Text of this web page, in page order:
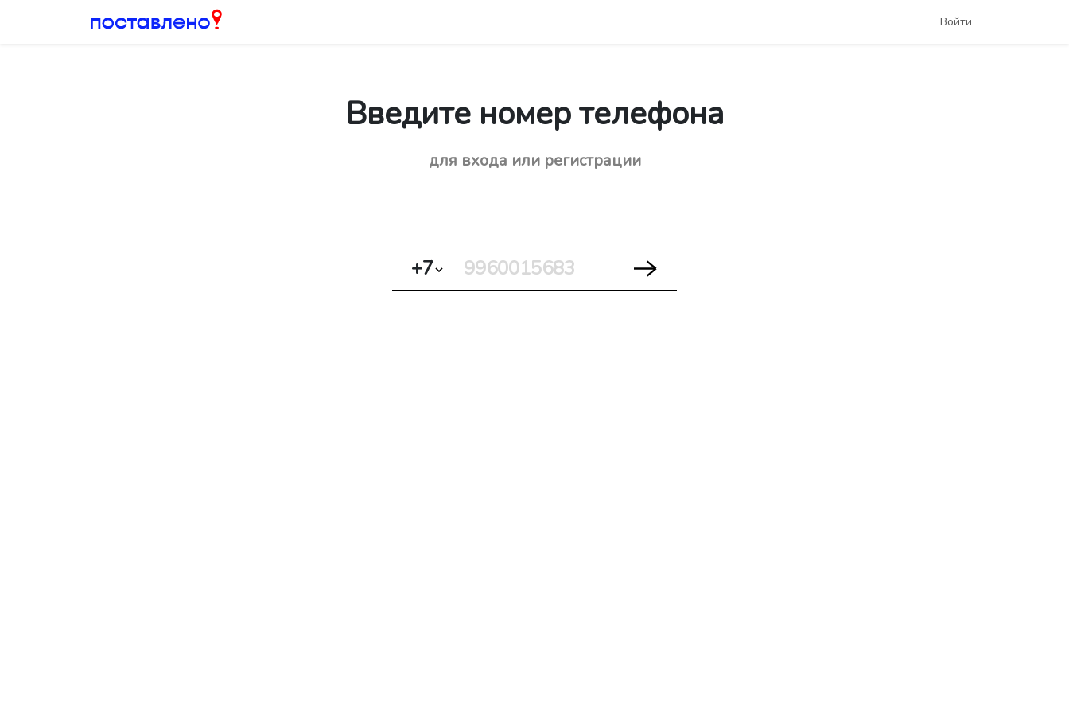
Войти
Введите номер телефона
для входа или регистрации
+7